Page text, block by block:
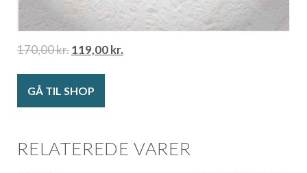
170,00kr.119,00kr.
GÅ TIL SHOP
RELATEREDE VARER